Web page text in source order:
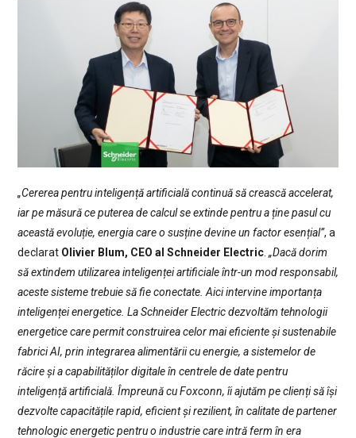
„Cererea pentru inteligență artificială continuă să crească accelerat,
iar pe măsură ce puterea de calcul se extinde pentru a ține pasul cu
această evoluție, energia care o susține devine un factor esențial”, a
declarat Olivier Blum, CEO al Schneider Electric. „Dacă dorim
să extindem utilizarea inteligenței artificiale într-un mod responsabil,
aceste sisteme trebuie să fie conectate. Aici intervine importanța
inteligenței energetice. La Schneider Electric dezvoltăm tehnologii
energetice care permit construirea celor mai eficiente și sustenabile
fabrici AI, prin integrarea alimentării cu energie, a sistemelor de
răcire și a capabilităților digitale în centrele de date pentru
inteligență artificială. Împreună cu Foxconn, îi ajutăm pe clienți să își
dezvolte capacitățile rapid, eficient și rezilient, în calitate de partener
tehnologic energetic pentru o industrie care intră ferm în era